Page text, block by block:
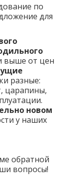
по
для
выше от цен
разные:
царапины,
новом
у наших
обратной
вопросы!